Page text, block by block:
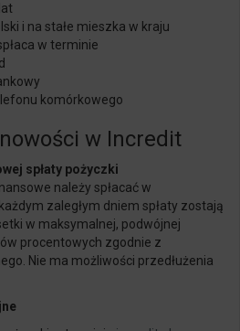
i na stałe mieszka w kraju
w terminie
komórkowego
w Incredit
spłaty pożyczki
należy spłacać w
zaległym dniem spłaty zostają
w maksymalnej, podwójnej
procentowych zgodnie z
Nie ma możliwości przedłużenia